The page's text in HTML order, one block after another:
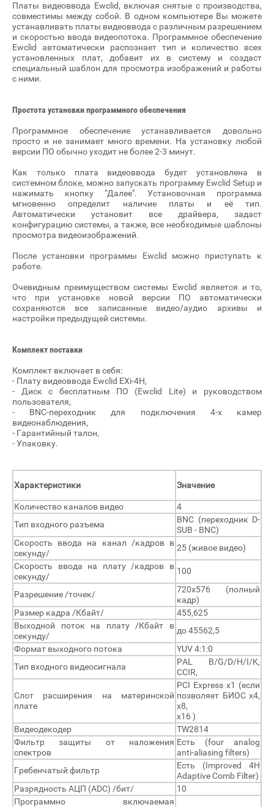
Платы видеоввода Ewclid, включая снятые с производства,
совместимы между собой. В одном компьютере Вы можете
устанавливать платы видеоввода с различным разрешением
и скоростью ввода видеопотока. Программное обеспечение
Ewclid автоматически распознает тип и количество всех
установленных плат, добавит их в систему и создаст
специальный шаблон для просмотра изображений и работы
с ними.
Простота установки программного обеспечения
Программное обеспечение устанавливается довольно
просто и не занимает много времени. На установку любой
версии ПО обычно уходит не более 2-3 минут.
Как только плата видеоввода будет установлена в
системном блоке, можно запускать программу Ewclid Setup и
нажимать кнопку "Далее". Установочная программа
мгновенно определит наличие платы и её тип.
Автоматически установит все драйвера, задаст
конфигурацию системы, а также, все необходимые шаблоны
просмотра видеоизображений.
После установки программы Ewclid можно приступать к
работе.
Очевидным преимуществом системы Ewclid является и то,
что при установке новой версии ПО автоматически
сохраняются все записанные видео/аудио архивы и
настройки предыдущей системы.
Комплект поставки
Комплект включает в себя:
- Плату видеоввода Ewclid EXi-4H,
- Диск с бесплатным ПО (Ewclid Lite) и руководством
пользователя,
- BNC-переходник для подключения 4-х камер
видеонаблюдения,
- Гарантийный талон,
- Упаковку.
Характеристики Значение
Количество каналов видео
4
Тип входного разъема
BNC (переходник D-
SUB - BNC)
Скорость ввода на канал /кадров в
секунду/
25 (живое видео)
Скорость ввода на плату /кадров в
секунду/
100
Разрешение /точек/
720х576 (полный
кадр)
Размер кадра /Кбайт/
455,625
Выходной поток на плату /Кбайт в
секунду/
до 45562,5
Формат выходного потока
YUV 4:1:0
Тип входного видеосигнала
PAL B/G/D/H/I/K,
CCIR,
Слот расширения на материнской
плате
PCI Express x1 (если
позволяет БИОС x4,
x8,
x16 )
Видеодекодер
TW2814
Фильтр защиты от наложения
спектров
Есть (four analog
anti-aliasing filters)
Гребенчатый фильтр
Есть (Improved 4H
Adaptive Comb Filter)
Разрядность АЦП (ADC) /бит/
10
Программно включаемая